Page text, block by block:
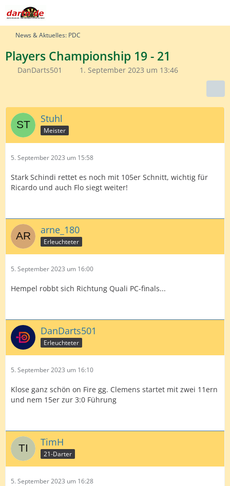
News & Aktuelles: PDC
Players Championship 19 - 21
DanDarts501 1. September 2023 um 13:46
Stuhl
Meister
5. September 2023 um 15:58
Stark Schindi rettet es noch mit 105er Schnitt, wichtig für
Ricardo und auch Flo siegt weiter!
arne_180
Erleuchteter
5. September 2023 um 16:00
Hempel robbt sich Richtung Quali PC-finals...
DanDarts501
Erleuchteter
5. September 2023 um 16:10
Klose ganz schön on Fire gg. Clemens startet mit zwei 11ern
und nem 15er zur 3:0 Führung
TimH
21-Darter
5. September 2023 um 16:28